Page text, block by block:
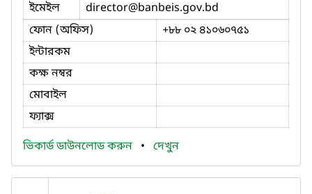
ইমেইল
director@banbeis.gov.bd
ফোন (অফিস)
+৮৮ ০২ ৪১০৬০৭৫১
ইন্টারকম
কক্ষ নম্বর
মোবাইল
ফ্যাক্স
ভিকার্ড ডাউনলোড করুন • দেখুন